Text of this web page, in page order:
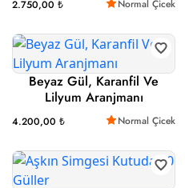
2.750,00 ₺ Normal Çicek
Beyaz Gül, Karanfil Ve
Lilyum Aranjmanı
4.200,00 ₺ Normal Çicek